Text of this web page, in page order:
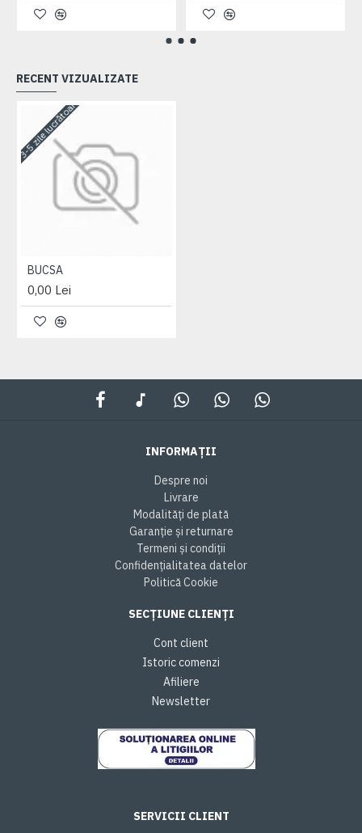
RECENT VIZUALIZATE
3-5 zile lucrătoare
BUCSA
0,00 Lei
INFORMAȚII
Despre noi
Livrare
Modalități de plată
Garanție și returnare
Termeni și condiții
Confidențialitatea datelor
Politică Cookie
SECȚIUNE CLIENȚI
Cont client
Istoric comenzi
Afiliere
Newsletter
SERVICII CLIENT